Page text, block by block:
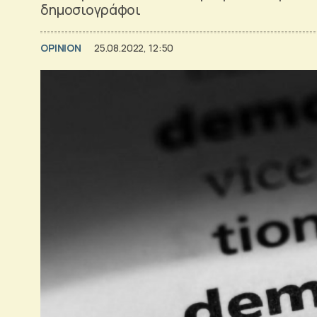
δημοσιογράφοι
OPINION 25.08.2022, 12:50